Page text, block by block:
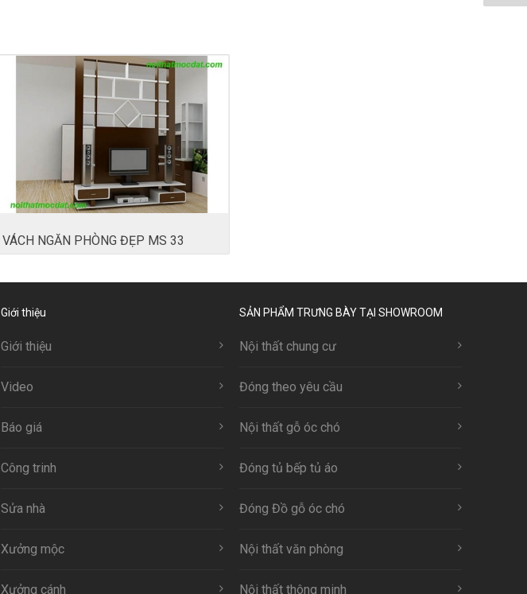
VÁCH NGĂN PHÒNG ĐẸP MS 33
Giới thiệu
Giới thiệu
Video
Báo giá
Công trinh
Sửa nhà
Xưởng mộc
Xưởng cánh
SẢN PHẨM TRƯNG BÀY TẠI SHOWROOM
Nội thất chung cư
Đóng theo yêu cầu
Nội thất gỗ óc chó
Đóng tủ bếp tủ áo
Đóng Đồ gỗ óc chó
Nội thất văn phòng
Nội thất thông minh